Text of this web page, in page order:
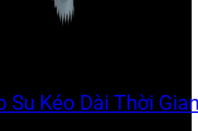
Su Kéo Dài Thời